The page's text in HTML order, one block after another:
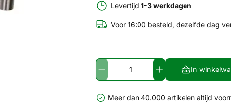
Levertijd 1-3 werkdagen
Voor 16:00 besteld, dezelfde dag
In
Meer dan 40.000 artikelen altijd